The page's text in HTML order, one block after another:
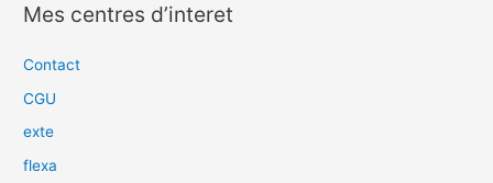
h
e
e
Mes centres d’interet
Contact
CGU
exte
flexa